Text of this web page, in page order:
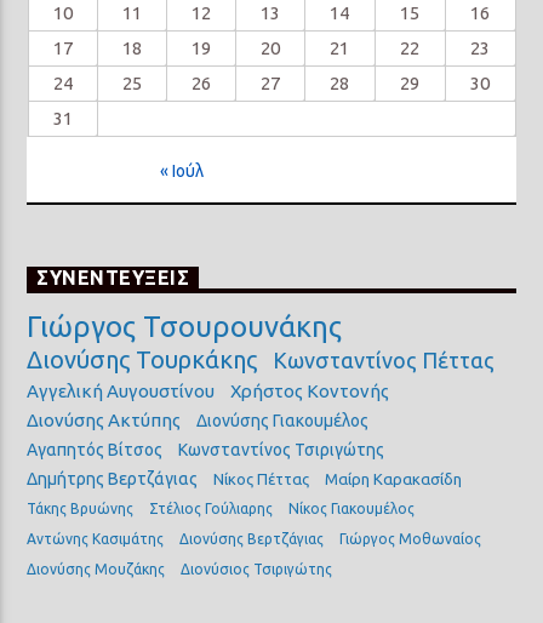
10
11 12 13 14 15
16
17
18 19 20 21 22
23
24
25 26 27 28 29
30
31
« Ιούλ
ΣΥΝΕΝΤΕΥΞΕΙΣ
Γιώργος Τσουρουνάκης
Διονύσης Τουρκάκης Κωνσταντίνος Πέττας
Αγγελική Αυγουστίνου
Χρήστος Κοντονής
Διονύσης Ακτύπης
Διονύσης Γιακουμέλος
Αγαπητός Βίτσος
Κωνσταντίνος Τσιριγώτης
Δημήτρης Βερτζάγιας
Νίκος Πέττας Μαίρη Καρακασίδη
Τάκης Βρυώνης Στέλιος Γούλιαρης
Νίκος Γιακουμέλος
Αντώνης Κασιμάτης
Διονύσης Βερτζάγιας
Γιώργος Μοθωναίος
Διονύσης Μουζάκης
Διονύσιος Τσιριγώτης